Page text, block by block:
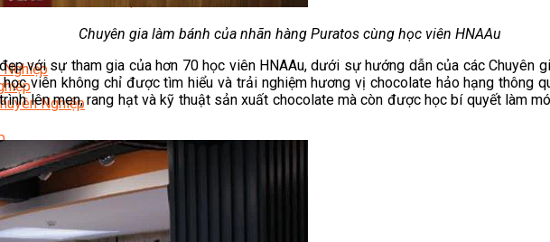
Nghiệp
Cafe
Đồ Uống
Chuyên gia làm bánh của nhãn hàng Puratos cùng học viên HNAAu
với sự tham gia của hơn 70 học viên HNAAu, dưới sự hướng dẫn của các Chuyên
viên không chỉ được tìm hiểu và trải nghiệm hương vị chocolate hảo hạng thông
lên men, rang hạt và kỹ thuật sản xuất chocolate mà còn được học bí quyết làm